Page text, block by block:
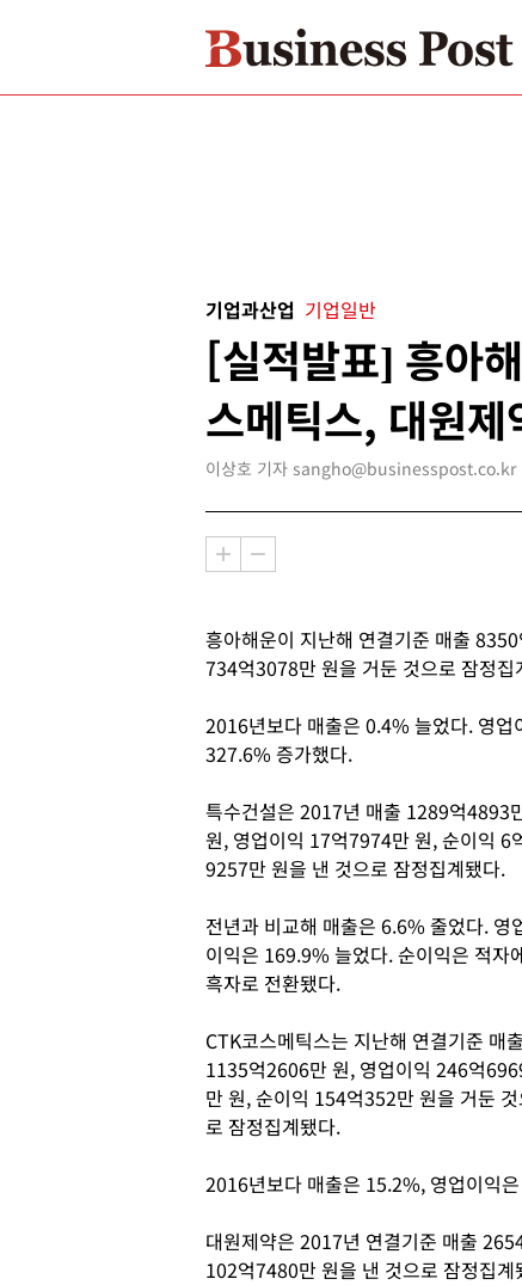
기업과산업 기업일반
[실적발표] 흥아
스메틱스, 대원제
이상호 기자 sangho@businesspost.co.kr
흥아해운이 지난해 연결기준 매출
734억3078만 원을 거둔 것으로 잠정
2016년보다 매출은 0.4% 늘었다. 영업
327.6% 증가했다.
특수건설은 2017년 매출 1289억4893
원, 영업이익 17억7974만 원, 순이익 6
9257만 원을 낸 것으로 잠정집계됐다.
전년과 비교해 매출은 6.6% 줄었다. 영
이익은 169.9% 늘었다. 순이익은 적자
흑자로 전환됐다.
CTK코스메틱스는 지난해 연결기준 매출
1135억2606만 원, 영업이익 246억
만 원, 순이익 154억352만 원을 거둔
로 잠정집계됐다.
2016년보다 매출은 15.2%, 영업이익
대원제약은 2017년 연결기준 매출
102억7480만 원을 낸 것으로 잠정집계